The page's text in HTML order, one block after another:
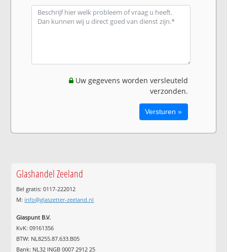
Uw gegevens worden versleuteld
verzonden.
Glashandel Zeeland
Bel gratis: 0117-222012
M: info@glaszetter-zeeland.nl
Glaspunt B.V.
KvK: 09161356
BTW: NL8255.87.633.B05
Bank: NL32 INGB 0007 2912 25